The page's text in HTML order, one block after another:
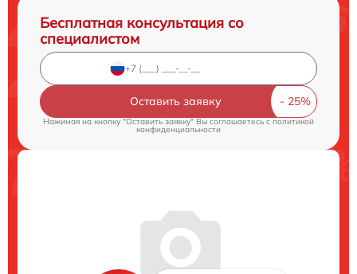
Бесплатная консультация со
специалистом
Оставить заявку
Нажимая на кнопку "Оставить заявку" Вы соглашаетесь cполитикой
конфиденциальности